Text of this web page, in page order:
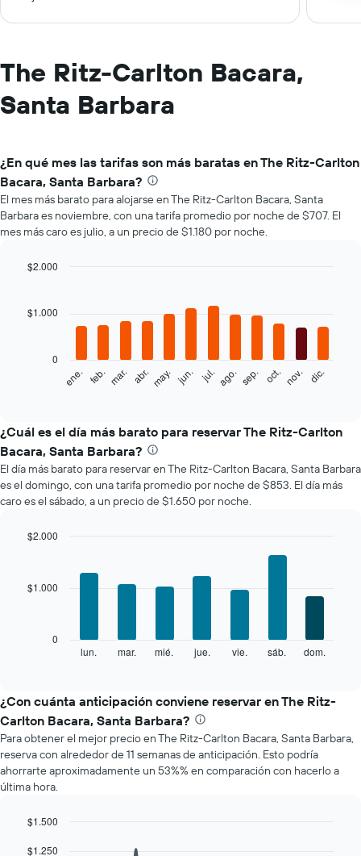
The Ritz-Carlton Bacara,
Santa Barbara
¿En qué mes las tarifas son más baratas en The Ritz-Carlton
Bacara, Santa Barbara?
El mes más barato para alojarse en The Ritz-Carlton Bacara, Santa
Barbara es noviembre, con una tarifa promedio por noche de $707. El
mes más caro es julio, a un precio de $1.180 por noche.
with
siguiente
el
precio
promedio
de
una
habitación
mes
muestra
El
gráfico
muestra
1
eje
que
el
ene. feb. mar. abr.may. jun. jul. ago. sep. oct. nov. dic.
0
$1.000
$2.000
¿Cuál es el día más barato para reservar The Ritz-Carlton
Bacara, Santa Barbara?
El día más barato para reservar en The Ritz-Carlton Bacara, Santa Barbara
es el domingo, con una tarifa promedio por noche de $853. El día más
caro es el sábado, a un precio de $1.650 por noche.
el
precio
promedio
de
una
habitación
por
día
la
lun. mar. mié. jue. vie. sáb. dom.
0
$1.000
$2.000
¿Con cuánta anticipación conviene reservar en The Ritz-
Carlton Bacara, Santa Barbara?
Para obtener el mejor precio en The Ritz-Carlton Bacara, Santa Barbara,
reserva con alrededor de 11 semanas de anticipación. Esto podría
ahorrarte aproximadamente un 53%% en comparación con hacerlo a
última hora.
chart
graphic.
$1.250
$1.500